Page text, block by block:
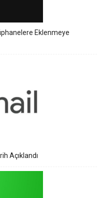
Eklenmeye
Açıklandı